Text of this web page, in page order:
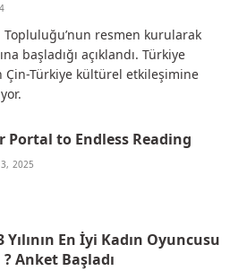
Topluluğu’nun resmen kurularak
başladığı açıklandı. Türkiye
Çin-Türkiye kültürel etkileşimine
Portal to Endless Reading
3, 2025
Yılının En İyi Kadın Oyuncusu
Anket Başladı